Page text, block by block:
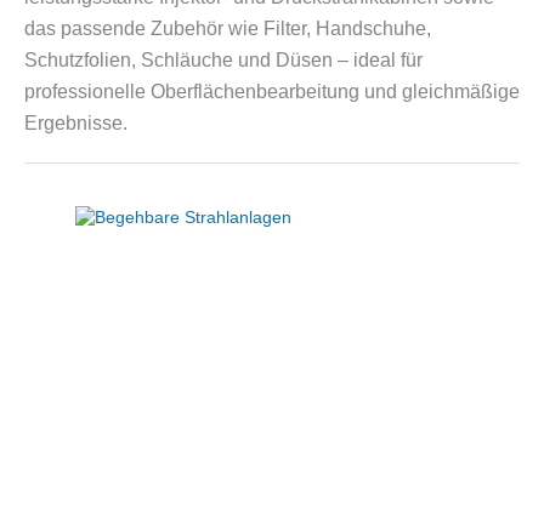
das passende Zubehör wie Filter, Handschuhe,
Schutzfolien, Schläuche und Düsen – ideal für
professionelle Oberflächenbearbeitung und gleichmäßige
Ergebnisse.